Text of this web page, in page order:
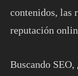
contenidos, las
reputación
Buscando SEO,